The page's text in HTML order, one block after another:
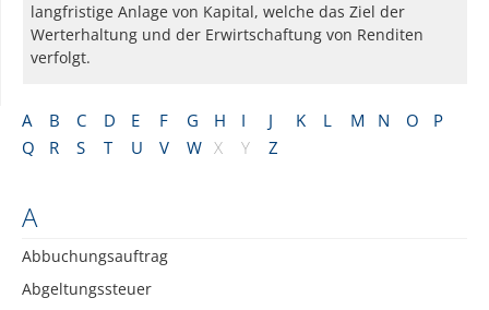
A B C D E F G H I J K L M N O
P
Q
R S T U V W X Y Z
A
Abbuchungsauftrag
Abgeltungssteuer
langfristige Anlage von Kapital, welche das Ziel der
Werterhaltung und der Erwirtschaftung von Renditen
verfolgt.